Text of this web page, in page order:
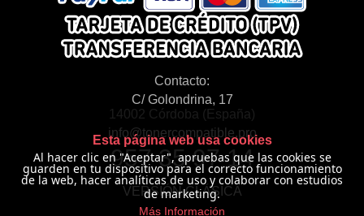
Contacto:
C/ Golondrina, 17
14002 Córdoba (España)
info@tonercompatible.pro
957 35 97 14
VERSIÓN CLÁSICA
Esta página web usa cookies
Al hacer clic en "Aceptar", apruebas que las cookies se
guarden en tu dispositivo para el correcto funcionamiento
de la web, hacer analíticas de uso y colaborar con estudios
de marketing.
Más Información